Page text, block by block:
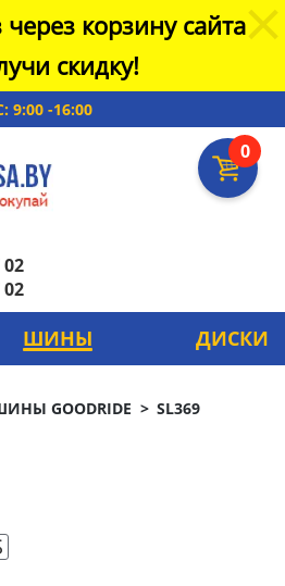
корзину сайта
скидку!
9:00 -16:00
0
02
02
ШИНЫ ДИСКИ
GOODRIDE SL369